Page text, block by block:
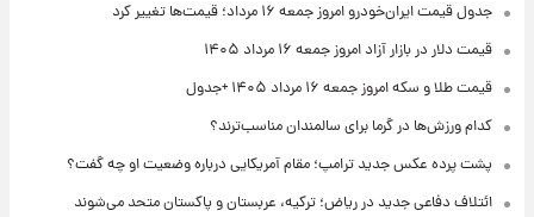
جدول قیمت ایران‌خودرو امروز جمعه ۱۶ مرداد؛ قیمت‌ها تغییر کرد
قیمت دلار در بازار آزاد امروز جمعه ۱۶ مرداد ۱۴۰۵
قیمت طلا و سکه امروز جمعه ۱۶ مرداد ۱۴۰۵ +جدول
کدام ورزش‌ها در گرما برای سالمندان مناسب‌ترند؟
پشت پرده عکس جدید ترامپ؛ مقام آمریکایی درباره وضعیت او چه گفت؟
ائتلاف دفاعی جدید در ریاض؛ ترکیه، عربستان و پاکستان متحد می‌شوند